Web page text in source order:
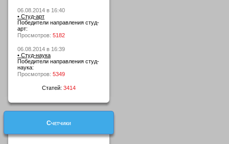
06.08.2014 в 16:40
• Студ-арт
Победители направления студ-
арт:
Просмотров: 5182
06.08.2014 в 16:39
• Студ-наука
Победители направления студ-
наука:
Просмотров: 5349
Статей: 3414
Счетчики